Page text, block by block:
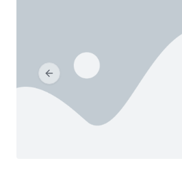
Previous slide